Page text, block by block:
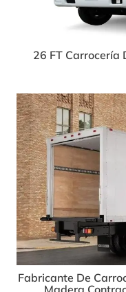
26 FT Carrocería
Fabricante De
Madera